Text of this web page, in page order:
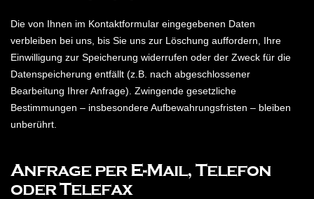
Die von Ihnen im Kontaktformular eingegebenen Daten
verbleiben bei uns, bis Sie uns zur Löschung auffordern, Ihre
Einwilligung zur Speicherung widerrufen oder der Zweck für die
Datenspeicherung entfällt (z.B. nach abgeschlossener
Bearbeitung Ihrer Anfrage). Zwingende gesetzliche
Bestimmungen – insbesondere Aufbewahrungsfristen – bleiben
unberührt.
Anfrage per E-Mail, Telefon
oder Telefax